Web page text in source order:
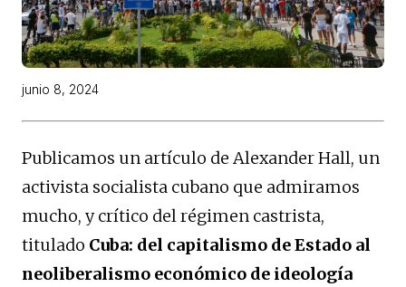
junio 8, 2024
Publicamos un artículo de Alexander Hall, un
activista socialista cubano que admiramos
mucho, y crítico del régimen castrista,
titulado Cuba: del capitalismo de Estado al
neoliberalismo económico de ideología